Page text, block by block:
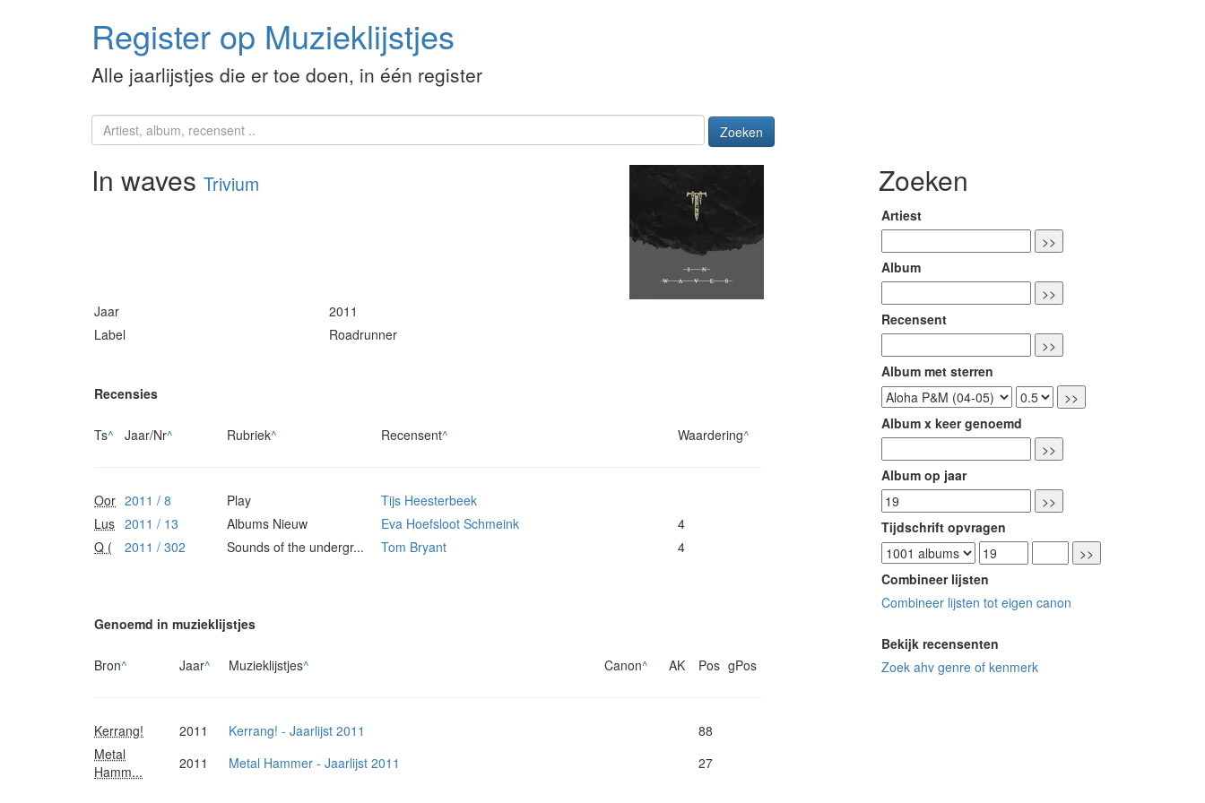
Register op Muzieklijstjes
Alle jaarlijstjes die er toe doen, in één register
Zoeken
In waves Trivium
Jaar
2011
Label
Roadrunner
Recensies
Ts^ Jaar/Nr^ Rubriek^ Recensent^ Waardering^
Oor 2011 / 8 Play
Tijs Heesterbeek
Lus 2011 / 13 Albums Nieuw Eva Hoefsloot Schmeink
4
Q (
2011 / 302 Sounds of the undergr... Tom Bryant 4
Genoemd in muzieklijstjes
Bron^ Jaar^ Muzieklijstjes^ Canon^ AK Pos gPos
Kerrang! 2011 Kerrang! - Jaarlijst 2011
88
Metal
Hamm...
2011 Metal Hammer - Jaarlijst 2011 27
Zoeken
Artiest
Album
Recensent
Album met sterren
Album x keer genoemd
Album op jaar
Tijdschrift opvragen
Combineer lijsten
Combineer lijsten tot eigen canon
Bekijk recensenten
Zoek ahv genre of kenmerk